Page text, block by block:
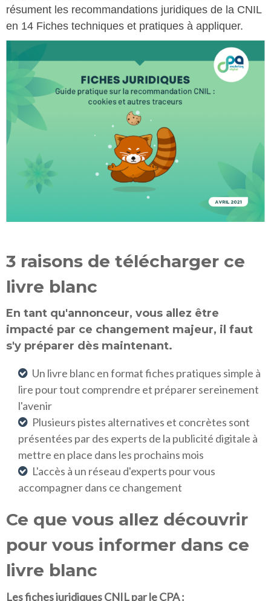
résument les recommandations juridiques de la CNIL
en 14 Fiches techniques et pratiques à appliquer.
3 raisons de télécharger ce
livre blanc
En tant qu'annonceur, vous allez être
impacté par ce changement majeur, il faut
s'y préparer dès maintenant.
Un livre blanc en format fiches pratiques simple à
lire pour tout comprendre et préparer sereinement
l'avenir
Plusieurs pistes alternatives et concrètes sont
présentées par des experts de la publicité digitale à
mettre en place dans les prochains mois
L'accès à un réseau d'experts pour vous
accompagner dans ce changement
Ce que vous allez découvrir
pour vous informer dans ce
livre blanc
Les fiches juridiques CNIL par le CPA :